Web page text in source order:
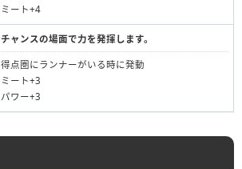
ミート+4
チャンスの場面で力を発揮します。
得点圏にランナーがいる時に発動
ミート+3
パワー+3